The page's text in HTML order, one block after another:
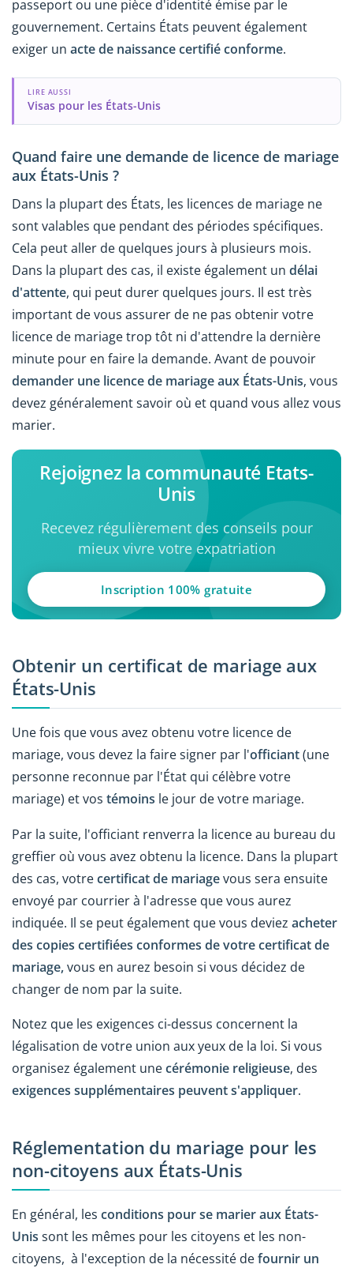
passeport ou une pièce d'identité émise par le
gouvernement. Certains États peuvent également
exiger un acte de naissance certifié conforme.
LIRE AUSSI
Visas pour les États-Unis
Quand faire une demande de licence de mariage
aux États-Unis ?
Dans la plupart des États, les licences de mariage ne
sont valables que pendant des périodes spécifiques.
Cela peut aller de quelques jours à plusieurs mois.
Dans la plupart des cas, il existe également un délai
d'attente, qui peut durer quelques jours. Il est très
important de vous assurer de ne pas obtenir votre
licence de mariage trop tôt ni d'attendre la dernière
minute pour en faire la demande. Avant de pouvoir
demander une licence de mariage aux États-Unis, vous
devez généralement savoir où et quand vous allez vous
marier.
Rejoignez la communauté Etats-
Unis
Recevez régulièrement des conseils pour
mieux vivre votre expatriation
Inscription 100% gratuite
Obtenir un certificat de mariage aux
États-Unis
Une fois que vous avez obtenu votre licence de
mariage, vous devez la faire signer par l'officiant(une
personne reconnue par l'État qui célèbre votre
mariage) et vos témoins le jour de votre mariage.
Par la suite, l'officiant renverra la licence au bureau du
greffier où vous avez obtenu la licence. Dans la plupart
des cas, votrecertificat de mariagevous sera ensuite
envoyé par courrier à l'adresse que vous aurez
indiquée. Il se peut également que vous deviez acheter
des copies certifiées conformes de votre certificat de
mariage,vous en aurez besoin si vous décidez de
changer de nom par la suite.
Notez que les exigences ci-dessus concernent la
légalisation de votre union aux yeux de la loi. Si vous
organisez également unecérémonie religieuse, des
exigences supplémentaires peuvent s'appliquer.
Réglementation du mariage pour les
non-citoyens aux États-Unis
En général, les conditions pour se marier aux États-
Unis sont les mêmes pour les citoyens et les non-
citoyens, à l'exception de la nécessité defournir un